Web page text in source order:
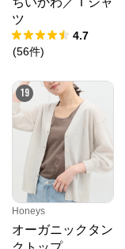
ツ
4.7
(56件)
19
Honeys
オーガニックタン